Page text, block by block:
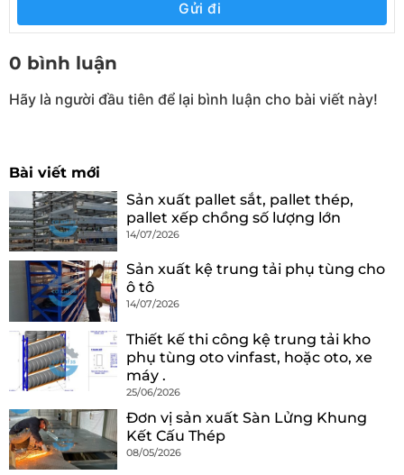
Gửi đi
0 bình luận
Hãy là người đầu tiên để lại bình luận cho bài viết này!
Bài viết mới
Sản xuất pallet sắt, pallet thép,
pallet xếp chồng số lượng lớn
14/07/2026
Sản xuất kệ trung tải phụ tùng cho
ô tô
14/07/2026
Thiết kế thi công kệ trung tải kho
phụ tùng oto vinfast, hoặc oto, xe
máy .
25/06/2026
Đơn vị sản xuất Sàn Lửng Khung
Kết Cấu Thép
08/05/2026